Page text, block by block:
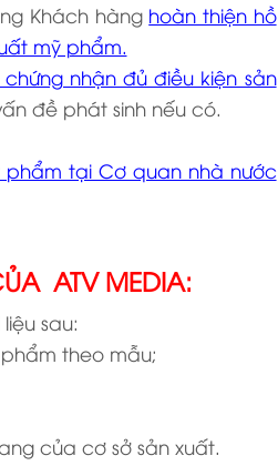
Khách hàng hoàn thiện hồ
mỹ phẩm.
nhận đủ điều kiện sản
đề phát sinh nếu có.
phẩm tại Cơ quan nhà nước
ATV MEDIA:
sau:
theo mẫu;
của cơ sở sản xuất.